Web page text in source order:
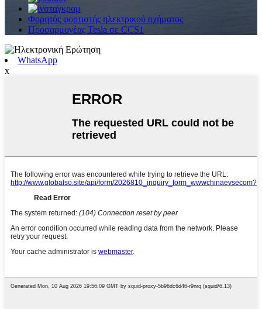
Φορητός φορτιστής ηλεκτρικού οχήματος
Προσαρμογέας Tesla σε CCS1
WhatsApp
x